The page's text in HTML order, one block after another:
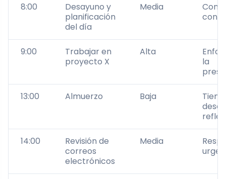
8:00
Desayuno y
planificación
del día
Media
9:00
Trabajar en
proyecto X
Alta
la
13:00 Almuerzo Baja
14:00
Revisión de
correos
electrónicos
Media